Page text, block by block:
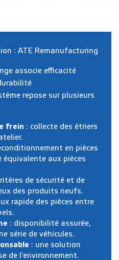
: ATE Remanufacturing
associe efficacité
repose sur plusieurs
frein : collecte des étriers
en pièces
équivalente aux pièces
de sécurité et de
des produits neufs.
rapide des pièces entre
: disponibilité assurée,
série de véhicules.
: une solution
de l'environnement.